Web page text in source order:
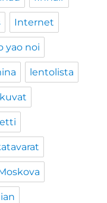
Internet
yao noi
lentolista